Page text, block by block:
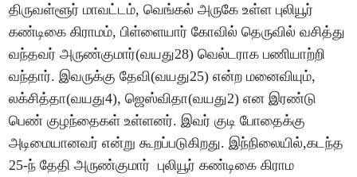
திருவள்ளூர் மாவட்டம், வெங்கல் அருகே உள்ள புலியூர்
கண்டிகை கிராமம், பிள்ளையார் கோவில் தெருவில் வசித்து
வந்தவர் அருண்குமார்(வயது28) வெல்டராக பணியாற்றி
வந்தார். இவருக்கு தேவி(வயது25) என்ற மனைவியும்,
லக்சித்தா(வயது4), ஜெஸ்விதா(வயது2) என இரண்டு
பெண் குழந்தைகள் உள்ளனர். இவர் குடி போதைக்கு
அடிமையானவர் என்று கூறப்படுகிறது. இந்நிலையில்,கடந்த
25-ந் தேதி அருண்குமார் புலியூர் கண்டிகை கிராம